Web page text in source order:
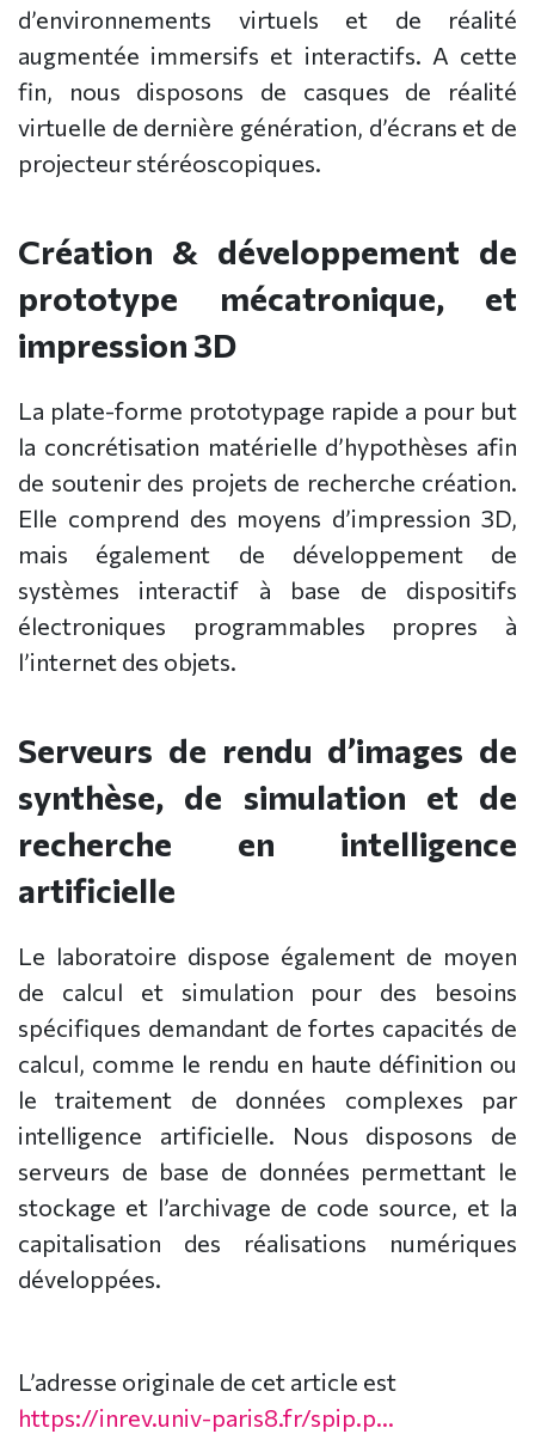
d’environnements virtuels et de réalité
augmentée immersifs et interactifs. A cette
fin, nous disposons de casques de réalité
virtuelle de dernière génération, d’écrans et de
projecteur stéréoscopiques.
Création & développement de
prototype mécatronique, et
impression 3D
La plate-forme prototypage rapide a pour but
la concrétisation matérielle d’hypothèses afin
de soutenir des projets de recherche création.
Elle comprend des moyens d’impression 3D,
mais également de développement de
systèmes interactif à base de dispositifs
électroniques programmables propres à
l’internet des objets.
Serveurs de rendu d’images de
synthèse, de simulation et de
recherche en intelligence
artificielle
Le laboratoire dispose également de moyen
de calcul et simulation pour des besoins
spécifiques demandant de fortes capacités de
calcul, comme le rendu en haute définition ou
letraitement de données complexes par
intelligence artificielle. Nous disposons de
serveurs de base de données permettant le
stockage et l’archivage de code source, et la
capitalisation des réalisations numériques
développées.
L’adresse originale de cet article est
https://inrev.univ-paris8.fr/spip.p...